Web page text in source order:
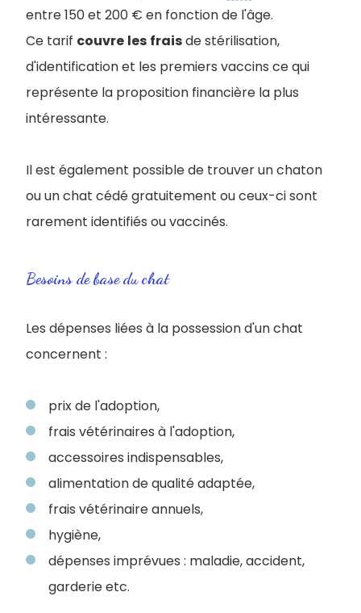
entre 150 et 200 € en fonction de l'âge.
Ce tarif couvre les fraisde stérilisation,
d'identification et les premiers vaccins ce qui
représente la proposition financière la plus
intéressante.
Il est également possible de trouver un chaton
ou un chat cédé gratuitement ou ceux-ci sont
rarement identifiés ou vaccinés.
Besoins de base du chat
Les dépenses liées à la possession d'un chat
concernent :
prix de l'adoption,
frais vétérinaires à l'adoption,
accessoires indispensables,
alimentation de qualité adaptée,
frais vétérinaire annuels,
hygiène,
dépenses imprévues : maladie, accident,
garderie etc.